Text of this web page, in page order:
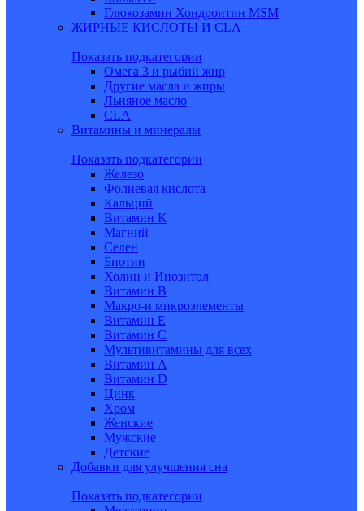
Глюкозамин Хондроитин MSM
ЖИРНЫЕ КИСЛОТЫ И CLA
Показать подкатегории
Омега 3 и рыбий жир
Другие масла и жиры
Льняное масло
CLA
Витамины и минералы
Показать подкатегории
Железо
Фолиевая кислота
Кальций
Витамин K
Магний
Селен
Биотин
Холин и Инозитол
Витамин B
Макро-и микроэлементы
Витамин Е
Витамин С
Мультивитамины для всех
Витамин A
Витамин D
Цинк
Хром
Женские
Мужские
Детские
Добавки для улучшения сна
Показать подкатегории